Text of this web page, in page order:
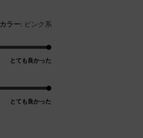
カラー: ピンク系
とても良かった
とても良かった